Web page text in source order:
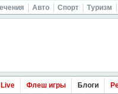
Авто Спорт Туризм
Флеш игры Блоги